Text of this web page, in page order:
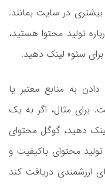
در سایت بمانند.
تولید محتوا هستید،
سئو» لینک دهید.
به منابع معتبر یا
برای مثال، اگر به یک
لینک دهید، گوگل محتوای
محتوای باکیفیت و
ارزشمندی دریافت کند